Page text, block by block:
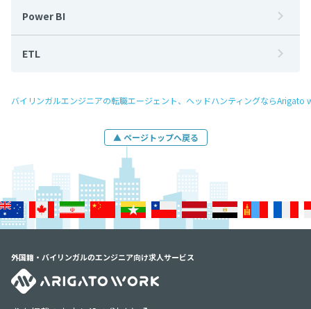
Power BI
ETL
バイリンガルエンジニアの転職エージェント、ヘッドハンティングならArigato
▲ ページトップへ戻る
外国籍・バイリンガルのエンジニア向け求人サービス